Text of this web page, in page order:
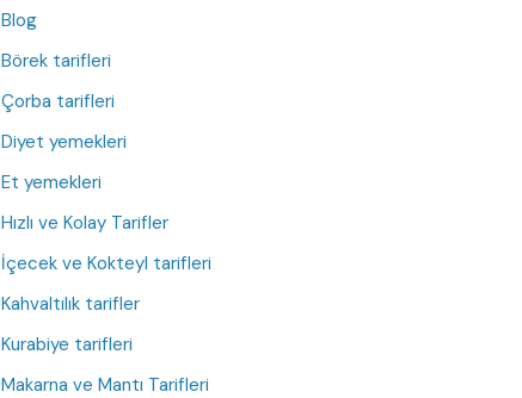
Blog
Börek tarifleri
Çorba tarifleri
Diyet yemekleri
Et yemekleri
Hızlı ve Kolay Tarifler
İçecek ve Kokteyl tarifleri
Kahvaltılık tarifler
Kurabiye tarifleri
Makarna ve Mantı Tarifleri